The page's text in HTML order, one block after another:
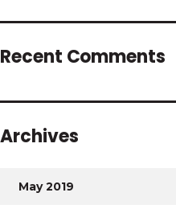
Recent Comments
Archives
May 2019